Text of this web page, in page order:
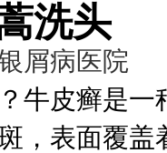
洗头
屑病医院
牛皮癣是
，表面覆